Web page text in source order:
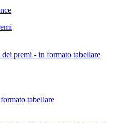
premi - in formato tabellare
tabellare